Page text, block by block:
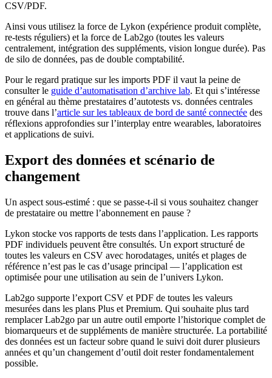
CSV/PDF.
Ainsi vous utilisez la force de Lykon (expérience produit complète,
re-tests réguliers) et la force de Lab2go (toutes les valeurs
centralement, intégration des suppléments, vision longue durée). Pas
de silo de données, pas de double comptabilité.
Pour le regard pratique sur les imports PDF il vaut la peine de
consulter le guide d’automatisation d’archive lab. Et qui s’intéresse
en général au thème prestataires d’autotests vs. données centrales
trouve dans l’article sur les tableaux de bord de santé connectée des
réflexions approfondies sur l’interplay entre wearables, laboratoires
et applications de suivi.
Export des données et scénario de
changement
Un aspect sous-estimé : que se passe-t-il si vous souhaitez changer
de prestataire ou mettre l’abonnement en pause ?
Lykon stocke vos rapports de tests dans l’application. Les rapports
PDF individuels peuvent être consultés. Un export structuré de
toutes les valeurs en CSV avec horodatages, unités et plages de
référence n’est pas le cas d’usage principal — l’application est
optimisée pour une utilisation au sein de l’univers Lykon.
Lab2go supporte l’export CSV et PDF de toutes les valeurs
mesurées dans les plans Plus et Premium. Qui souhaite plus tard
remplacer Lab2go par un autre outil emporte l’historique complet de
biomarqueurs et de suppléments de manière structurée. La portabilité
des données est un facteur sobre quand le suivi doit durer plusieurs
années et qu’un changement d’outil doit rester fondamentalement
possible.